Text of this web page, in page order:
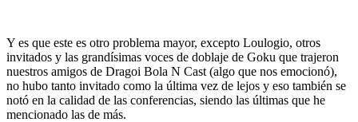
Y es que este es otro problema mayor, excepto Loulogio, otros
invitados y las grandísimas voces de doblaje de Goku que trajeron
nuestros amigos de Dragoi Bola N Cast (algo que nos emocionó),
no hubo tanto invitado como la última vez de lejos y eso también se
notó en la calidad de las conferencias, siendo las últimas que he
mencionado las de más.